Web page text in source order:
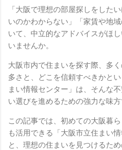
「大阪で理想の部屋探しをした
いのかわからない」「家賃や地
いて、中立的なアドバイスがほ
いませんか。
大阪市内で住まいを探す際、多
多さと、どこを信頼すべきかと
まい情報センター」は、そんな
い選びを進めるための強力な味方
この記事では、初めての大阪暮
も活用できる「大阪市立住まい
と、理想の住まいを見つけるた